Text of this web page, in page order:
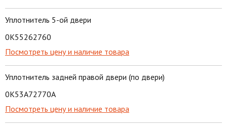
Уплотнитель 5-ой двери
0K55262760
Посмотреть цену и наличие товара
Уплотнитель задней правой двери (по двери)
0K53A72770A
Посмотреть цену и наличие товара